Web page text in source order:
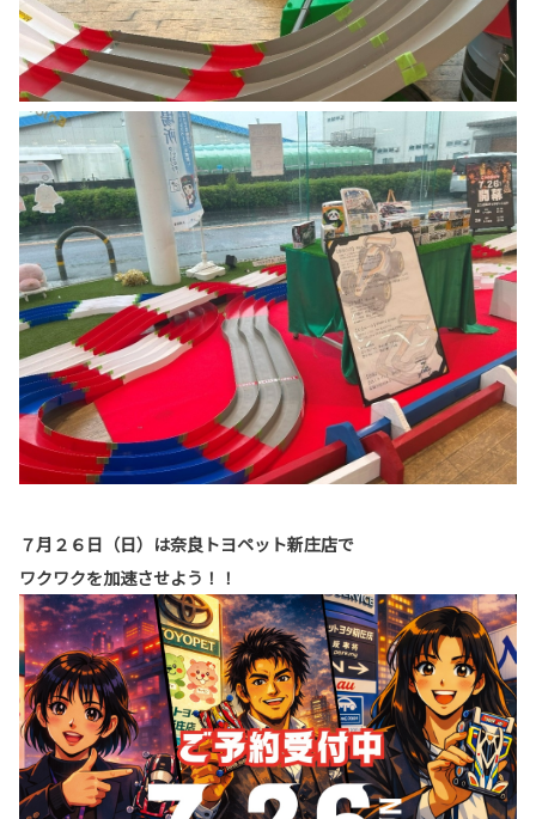
７月２６日（日）は奈良トヨペット新庄店で
ワクワクを加速させよう！！